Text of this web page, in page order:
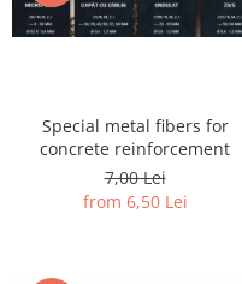
Special metal fibers for
concrete reinforcement
7,00 Lei
from 6,50 Lei